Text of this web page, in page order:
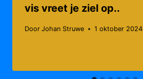
vis vreet je ziel op..
Door Johan Struwe 1 oktober 2024